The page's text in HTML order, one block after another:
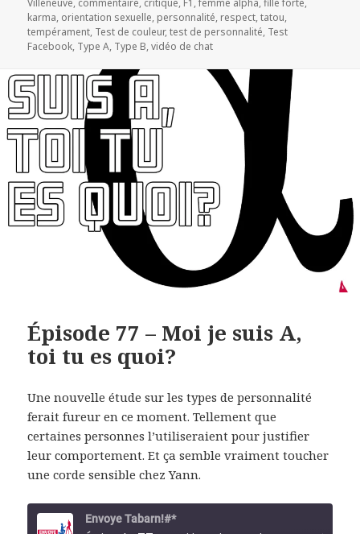
Villeneuve, commentaire, critique, F1,femme alpha,fille forte,
karma, orientation sexuelle, personnalité, respect,tatou,
tempérament, Test de couleur,test de personnalité, Test
Facebook, Type A, Type B,vidéo de chat
Épisode 77 – Moi je suis A,
toi tu es quoi?
Une nouvelle étude sur les types de personnalité
ferait fureur en ce moment. Tellement que
certaines personnes l’utiliseraient pour justifier
leur comportement. Et ça semble vraiment toucher
une corde sensible chez Yann.
Envoye Tabarn!#*